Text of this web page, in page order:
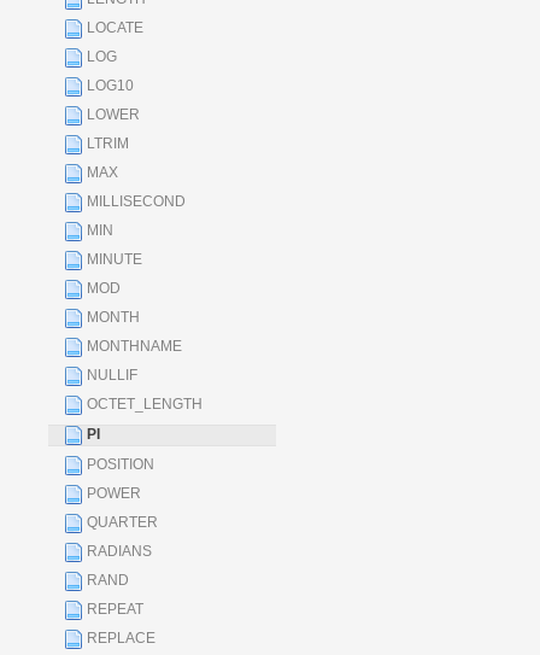
LOCATE
LOG
LOG10
LOWER
LTRIM
MAX
MILLISECOND
MIN
MINUTE
MOD
MONTH
MONTHNAME
NULLIF
OCTET_LENGTH
PI
POSITION
POWER
QUARTER
RADIANS
RAND
REPEAT
REPLACE